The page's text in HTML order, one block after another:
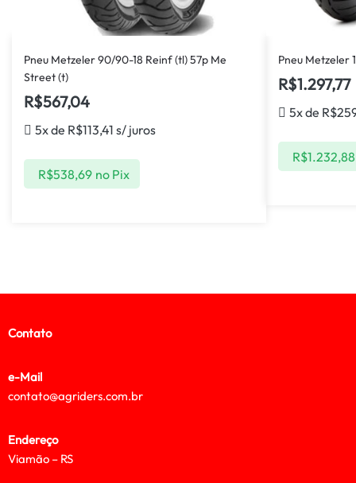
Pneu Metzeler 90/90-18 Reinf (tl) 57p Me
Street (t)
R$567,04
5x de R$113,41 s/ juros
R$538,69 no Pix
Pneu Metzeler
R$1.297,77
5x de R$
R$1.232,88
Contato
e-Mail
contato@agriders.com.br
Endereço
Viamão – RS